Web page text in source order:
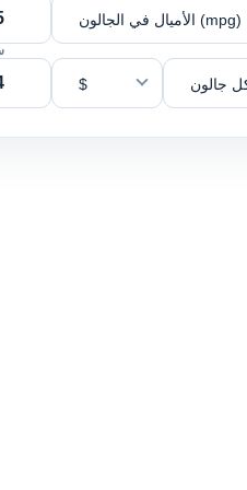
الأميال في الجالون (mpg)
$ جالون